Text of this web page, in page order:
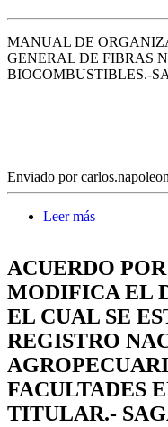
MANUAL DE
GENERAL DE FIBRAS
BIOCOMBUSTIBLES.-
Enviado porcarlos.napoleon
Leer más
SAGRPA-
ACUERDO
MODIFICA EL
EL CUAL SE
REGISTRO
FACULTADES
TITULAR.-